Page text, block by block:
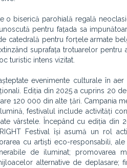
o biserică parohială regală
pentru fațada sa
catedrală pentru forțele armate
suprafața trotuarelor
turistic intens vizitat.
evenimente culturale în
Ediția din 2025 a cuprins 20
120 000 din alte țări. Campania
festivalul include activități
vârstele. Începând cu ediția din
Festival își asumă un rol
cu artiști eco-responsabili,
de iluminat; promovarea
alternative de deplasare;